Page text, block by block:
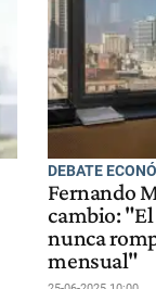
DEBATE
Fernando
cambio:
nunca
mensual"